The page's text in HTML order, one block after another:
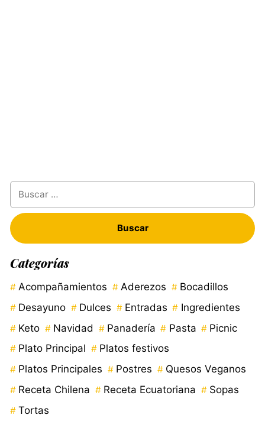
Buscar:
Categorías
Acompañamientos Aderezos
Bocadillos
Desayuno
Dulces Entradas
Ingredientes
Keto
Navidad Panadería Pasta
Picnic
Plato Principal
Platos festivos
Platos Principales
Postres
Quesos Veganos
Receta Chilena
Receta Ecuatoriana
Sopas
Tortas